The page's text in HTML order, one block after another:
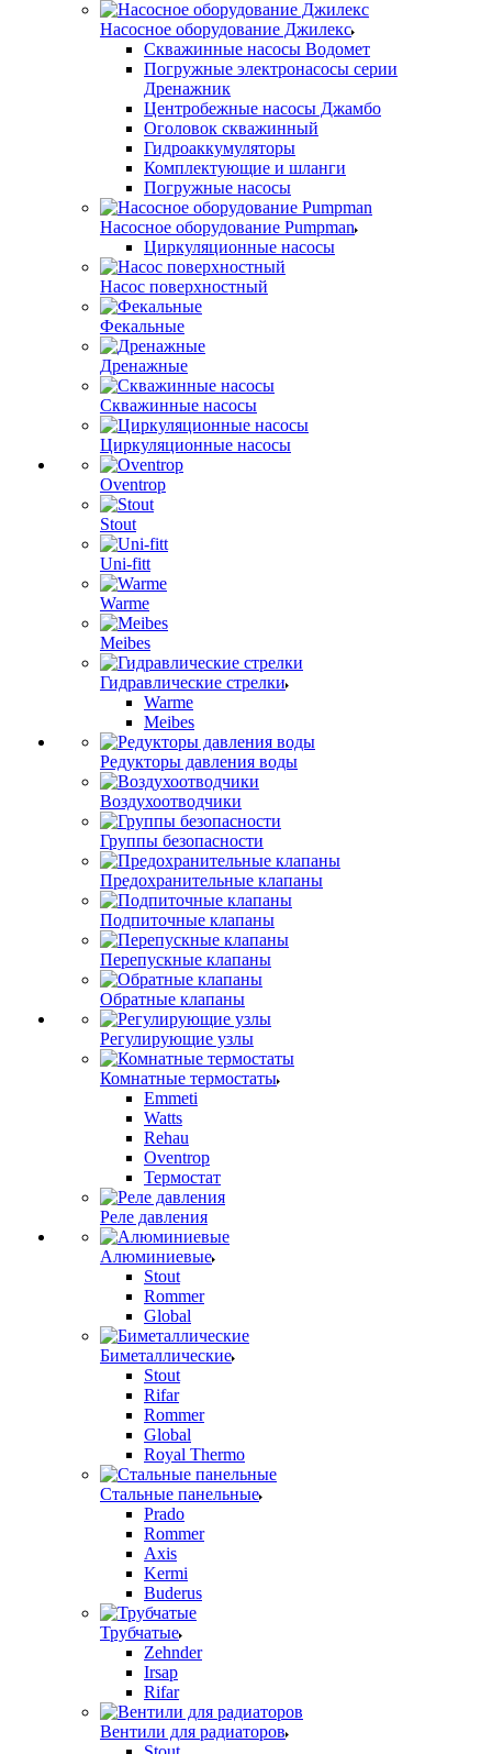
Насосное оборудование Джилекс
Скважинные насосы Водомет
Погружные электронасосы серии
Дренажник
Центробежные насосы Джамбо
Оголовок скважинный
Гидроаккумуляторы
Комплектующие и шланги
Погружные насосы
Насосное оборудование Pumpman
Циркуляционные насосы
Насос поверхностный
Фекальные
Дренажные
Скважинные насосы
Циркуляционные насосы
Oventrop
Stout
Uni-fitt
Warme
Meibes
Гидравлические стрелки
Warme
Meibes
Редукторы давления воды
Воздухоотводчики
Группы безопасности
Предохранительные клапаны
Подпиточные клапаны
Перепускные клапаны
Обратные клапаны
Регулирующие узлы
Комнатные термостаты
Emmeti
Watts
Rehau
Oventrop
Термостат
Реле давления
Алюминиевые
Stout
Rommer
Global
Биметаллические
Stout
Rifar
Rommer
Global
Royal Thermo
Стальные панельные
Prado
Rommer
Axis
Kermi
Buderus
Трубчатые
Zehnder
Irsap
Rifar
Вентили для радиаторов